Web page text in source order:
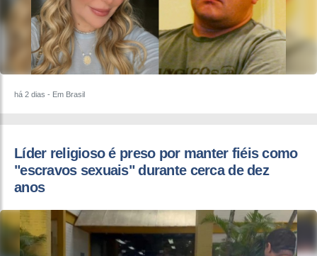
há 2 dias - Em Brasil
Líder religioso é preso por manter fiéis como
"escravos sexuais" durante cerca de dez
anos